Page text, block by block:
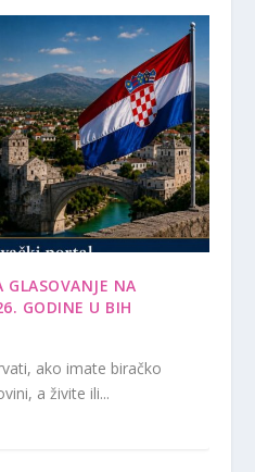
GLASOVANJE NA
GODINE U BIH
ako imate biračko
a živite ili...